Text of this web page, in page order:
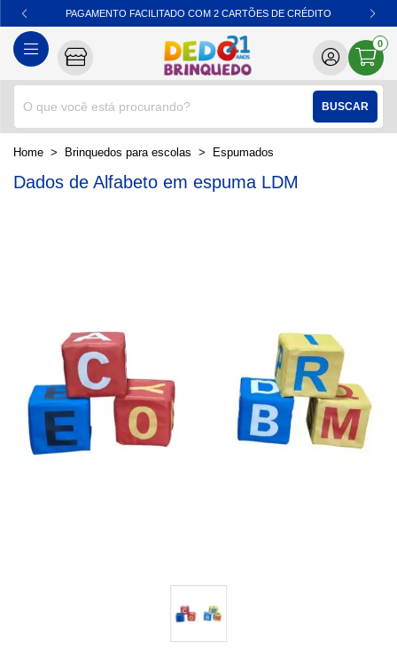
BUSCAR
0
PAGAMENTO FACILITADO COM 2 CARTÕES DE CRÉDITO
home Brinquedos para escolas espumados
Dados de Alfabeto em espuma LDM